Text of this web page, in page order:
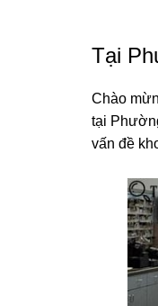
Tại
Chào
tại
vấn đề